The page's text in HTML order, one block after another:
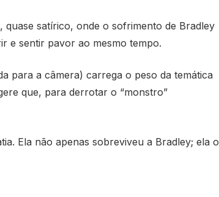
satírico, onde o sofrimento de Bradley
e sentir pavor ao mesmo tempo.
para a câmera) carrega o peso da temática
que, para derrotar o “monstro”
Ela não apenas sobreviveu a Bradley; ela o